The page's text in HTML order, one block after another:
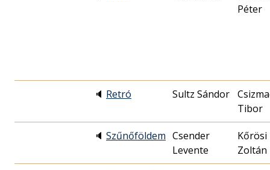
Péter
🔈 Retró Sultz Sándor
Tibor
🔈 Szűnőföldem Csender
Levente
Kőrösi
Zoltán